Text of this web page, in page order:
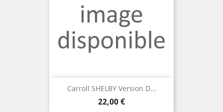
Carroll SHELBY Version D...
Prix
22,00 €